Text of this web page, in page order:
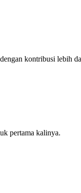
kontribusi lebih
pertama kalinya.